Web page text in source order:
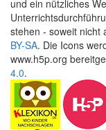
und ein nützliches
stehen - soweit nicht
BY-SA. Die Icons
www.h5p.org
4.0.